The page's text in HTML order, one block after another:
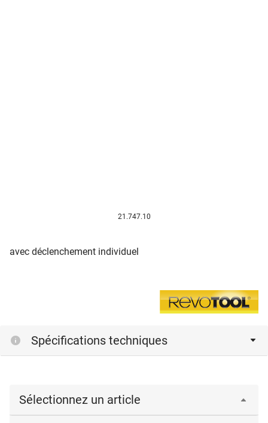
21.747.10
avec déclenchement individuel
Spécifications techniques
Sélectionnez un article